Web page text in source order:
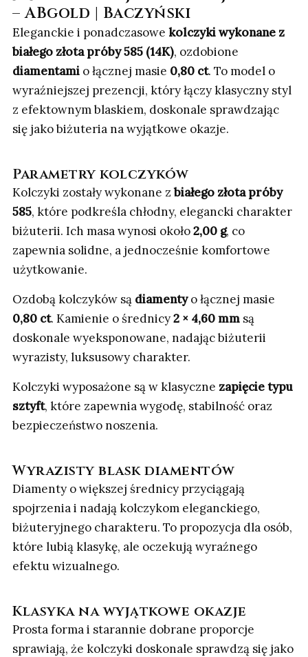
– ABgold | Baczyński
Eleganckie i ponadczasowe kolczyki wykonane z
białego złota próby 585 (14K), ozdobione
diamentami o łącznej masie 0,80 ct. To model o
wyraźniejszej prezencji, który łączy klasyczny styl
z efektownym blaskiem, doskonale sprawdzając
się jako biżuteria na wyjątkowe okazje.
Parametry kolczyków
Kolczyki zostały wykonane zbiałego złota próby
585, które podkreśla chłodny, elegancki charakter
biżuterii. Ich masa wynosi około2,00 g, co
zapewnia solidne, a jednocześnie komfortowe
użytkowanie.
Ozdobą kolczyków są diamentyo łącznej masie
0,80 ct. Kamienie o średnicy2 × 4,60 mm są
doskonale wyeksponowane, nadając biżuterii
wyrazisty, luksusowy charakter.
Kolczyki wyposażone są w klasyczne zapięcie typu
sztyft, które zapewnia wygodę, stabilność oraz
bezpieczeństwo noszenia.
Wyrazisty blask diamentów
Diamenty o większej średnicy przyciągają
spojrzenia i nadają kolczykom eleganckiego,
biżuteryjnego charakteru. To propozycja dla osób,
które lubią klasykę, ale oczekują wyraźnego
efektu wizualnego.
Klasyka na wyjątkowe okazje
Prosta forma i starannie dobrane proporcje
sprawiają, że kolczyki doskonale sprawdzą się jako